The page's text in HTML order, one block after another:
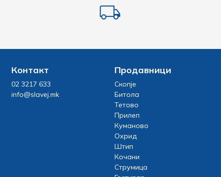
Контакт
02 3217 633
info@slavej.mk
Продавници
Скопје
Битола
Тетово
Прилеп
Куманово
Охрид
Штип
Кочани
Струмица